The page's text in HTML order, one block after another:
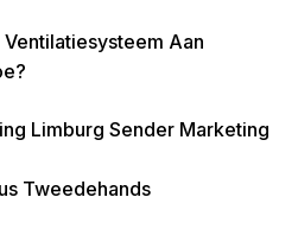
Aan
Limburg Sender Marketing
Tweedehands